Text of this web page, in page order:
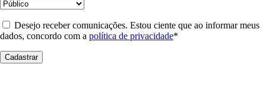
Desejo receber comunicações. Estou ciente que ao informar meus
dados, concordo com a política de privacidade*